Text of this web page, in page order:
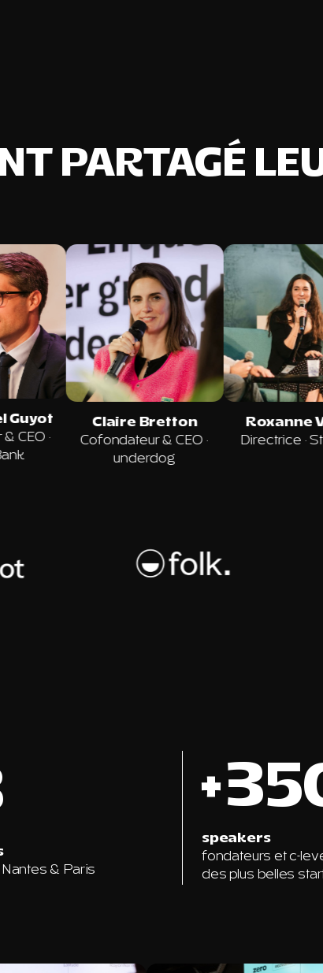
PARTAGÉ
Besbes
·Seedext
Jean-Daniel Guyot
Cofondateur & CEO·
MemoBank
Nantes & Paris
speakers
fondateurs et c-
des plus belles